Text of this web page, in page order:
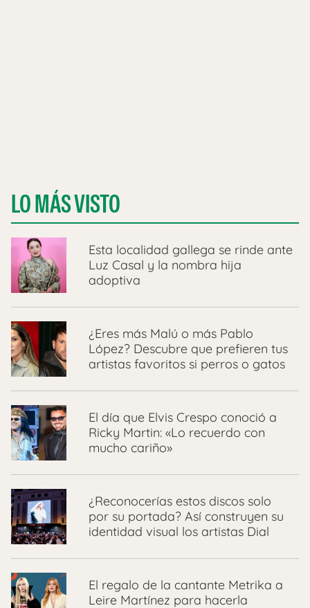
LO MÁS VISTO
Esta localidad gallega se rinde ante
Luz Casal y la nombra hija
adoptiva
¿Eres más Malú o más Pablo
López? Descubre que prefieren tus
artistas favoritos si perros o gatos
El día que Elvis Crespo conoció a
Ricky Martin: «Lo recuerdo con
mucho cariño»
¿Reconocerías estos discos solo
por su portada? Así construyen su
identidad visual los artistas Dial
El regalo de la cantante Metrika a
Leire Martínez para hacerla